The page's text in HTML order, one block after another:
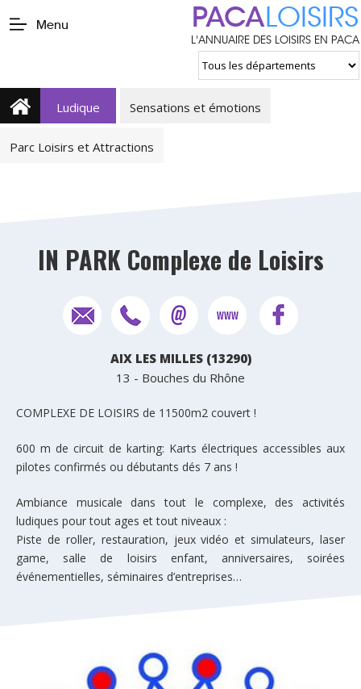
Menu PACALOISIRS
L'ANNUAIRE DES LOISIRS EN PACA
Ludique Sensations et émotions
Parc Loisirs et Attractions
IN PARK Complexe de Loisirs
AIX LES MILLES (13290)
13 - Bouches du Rhône
COMPLEXE DE LOISIRS de 11500m2 couvert !
600 m de circuit de karting: Karts électriques accessibles aux
pilotes confirmés ou débutants dés 7 ans !
Ambiance musicale dans tout le complexe, des activités
ludiques pour tout ages et tout niveaux :
Piste de roller, restauration, jeux vidéo et simulateurs, laser
game, salle de loisirs enfant, anniversaires, soirées
événementielles, séminaires d’entreprises…